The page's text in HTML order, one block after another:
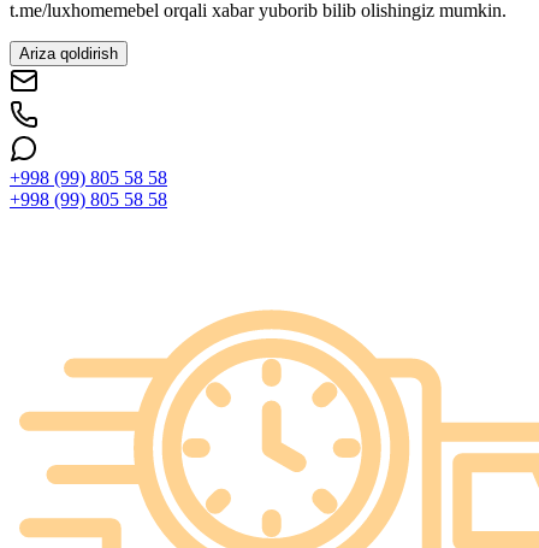
t.me/luxhomemebel orqali xabar yuborib bilib olishingiz mumkin.
Ariza qoldirish
+998 (99) 805 58 58
+998 (99) 805 58 58